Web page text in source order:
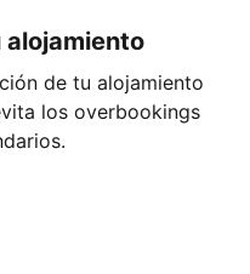
de tu alojamiento
los overbookings